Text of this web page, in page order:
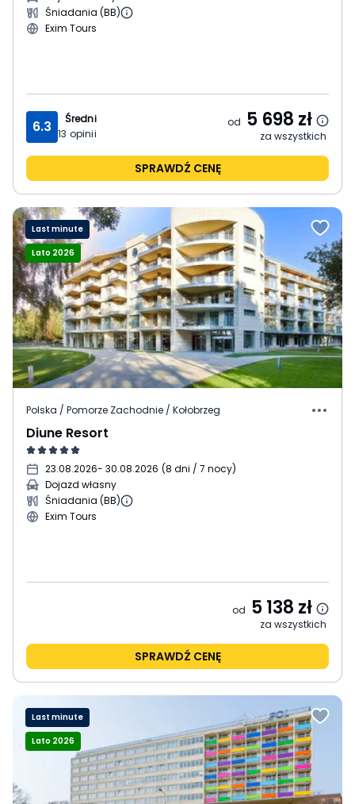
Śniadania (BB)
Exim Tours
6.3
Średni
13 opinii
od 5 698 zł
za wszystkich
SPRAWDŹ CENĘ
Last minute
Lato 2026
Polska / Pomorze Zachodnie / Kołobrzeg
Diune Resort
23.08.2026- 30.08.2026 (8 dni / 7 nocy)
Dojazd własny
Śniadania (BB)
Exim Tours
od 5 138 zł
za wszystkich
SPRAWDŹ CENĘ
Last minute
Lato 2026